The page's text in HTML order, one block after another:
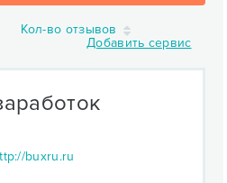
Кол-во отзывов
Добавить сервис
buxru.ru